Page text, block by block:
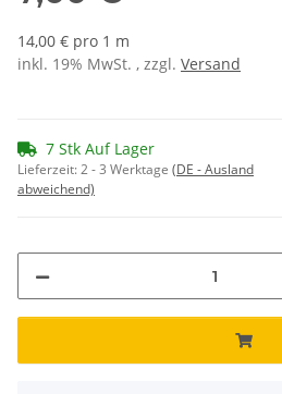
14,00 € pro 1 m
inkl. 19% MwSt. , zzgl. Versand
7 Stk Auf Lager
Lieferzeit:2 - 3 Werktage (DE - Ausland
abweichend)